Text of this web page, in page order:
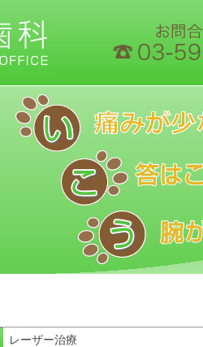
レーザー治療